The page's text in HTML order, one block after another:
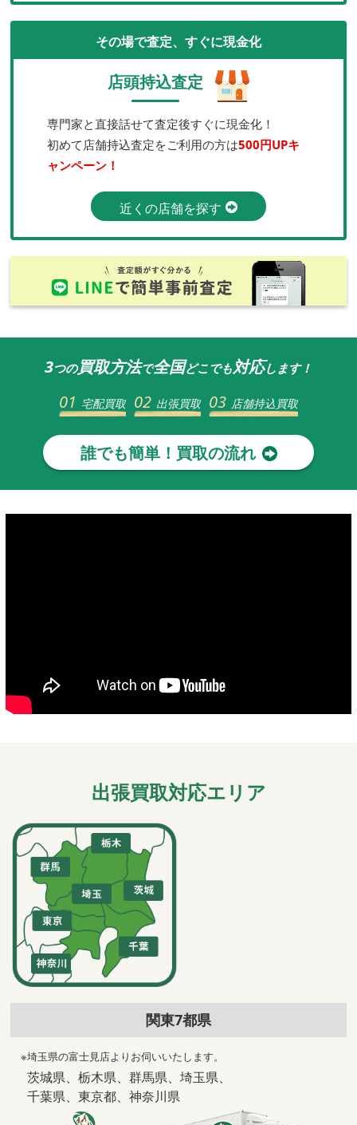
その場で査定、すぐに現金化
店頭持込査定
専門家と直接話せて査定後すぐに現金化！
初めて店舗持込査定をご利用の方は500円UPキ
ャンペーン！
近くの店舗を探す
3つの買取方法で全国どこでも対応します！
01 宅配買取 02 出張買取 03 店舗持込買取
誰でも簡単！買取の流れ
出張買取対応エリア
関東7都県
※埼玉県の富士見店よりお伺いいたします。
茨城県、栃木県、群馬県、埼玉県、
千葉県、東京都、神奈川県